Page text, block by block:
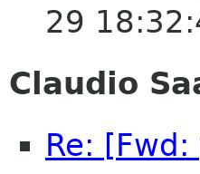
29
Claudio
Re: